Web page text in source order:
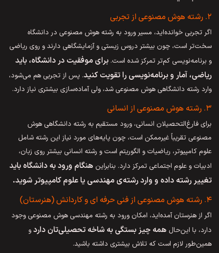
۲. رشته هوش مصنوعی از تجربی
اگر تجربی خوانده‌اید، مسیر ورود به رشته هوش مصنوعی در دانشگاه
سخت‌تر است، چون بیشتر دروس زیستی و آزمایشگاهی دارند و روی ریاضی
و برنامه‌نویسی کم‌تر تمرکز شده است. برای موفقیت در دانشگاه، باید
ریاضی، آمار و برنامه‌نویسی را تقویت کنید. پس از تجربی هم می‌شود،
وارد رشته دانشگاهی هوش مصنوعی شد، ولی آماده‌سازی بیشتری نیاز دارد.
۳. رشته هوش مصنوعی از انسانی
برای فارغ‌التحصیلان انسانی، ورود مستقیم به رشته دانشگاهی هوش
مصنوعی تقریباً غیرممکن است، چون پایه‌های مورد نیاز این رشته شامل
علوم کامپیوتر، ریاضیات و الگوریتم است و رشته انسانی بیشتر روی زبان،
ادبیات و علوم اجتماعی تمرکز دارد. بنابراین هنگام ورود به دانشگاه باید
تغییر رشته داده و وارد رشته‌ی مهندسی یا علوم کامپیوتر شوید.
۴. رشته هوش مصنوعی از فنی حرفه ای و کاردانش (هنرستان)
اگر از هنرستان آمده‌اید، امکان ورود به رشته مهندسی هوش مصنوعی وجود
دارد، با این‌حال همه چیز بستگی به شاخه تحصیلی‌‌تان داردو
همین‌طور لازم است که تلاش بیشتری داشته باشید.